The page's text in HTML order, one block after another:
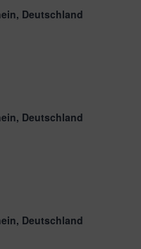
Deutschland
Deutschland
Deutschland